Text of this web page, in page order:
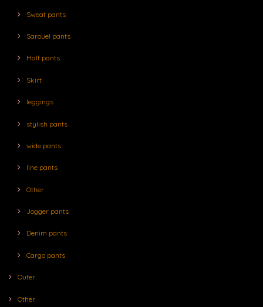
Sweat pants
Sarouel pants
Half pants
Skirt
leggings
stylish pants
wide pants
line pants
Other
Jogger pants
Denim pants
Cargo pants
Outer
Other